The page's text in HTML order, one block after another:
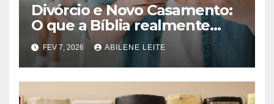
Divórcio e Novo Casamento:
O que a Bíblia realmente
ensina
FEV 7, 2026 ABILENE LEITE